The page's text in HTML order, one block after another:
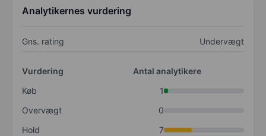
Analytikernes vurdering
Gns. rating Undervægt
Vurdering
Antal analytikere
Køb
1
Overvægt
0
Hold
7